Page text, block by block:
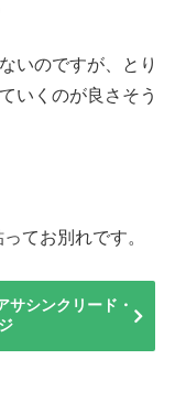
いのですが、とり
いくのが良さそう
てお別れです。
シンクリード・